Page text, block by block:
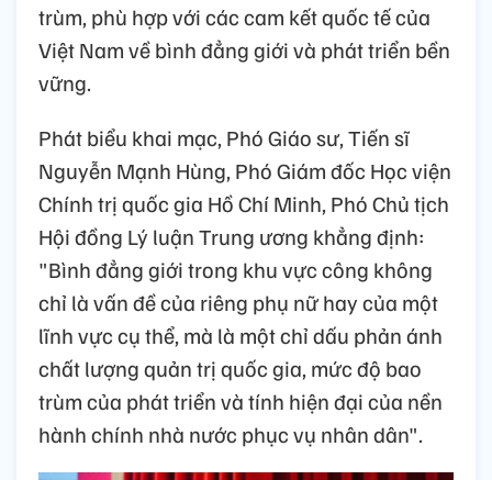
trùm, phù hợp với các cam kết quốc tế của
Việt Nam về bình đẳng giới và phát triển bền
vững.
Phát biểu khai mạc, Phó Giáo sư, Tiến sĩ
Nguyễn Mạnh Hùng, Phó Giám đốc Học viện
Chính trị quốc gia Hồ Chí Minh, Phó Chủ tịch
Hội đồng Lý luận Trung ương khẳng định:
"Bình đẳng giới trong khu vực công không
chỉ là vấn đề của riêng phụ nữ hay của một
lĩnh vực cụ thể, mà là một chỉ dấu phản ánh
chất lượng quản trị quốc gia, mức độ bao
trùm của phát triển và tính hiện đại của nền
hành chính nhà nước phục vụ nhân dân".